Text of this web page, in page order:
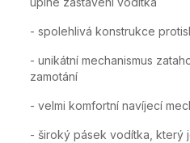
- spolehlivá konstrukce
- unikátní mechanismus
zamotání
- velmi komfortní navíjecí
- široký pásek vodítka, který